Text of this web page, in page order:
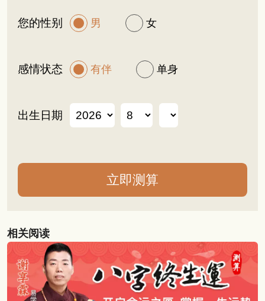
您的性别 男 女
感情状态 有伴 单身
出生日期
相关阅读